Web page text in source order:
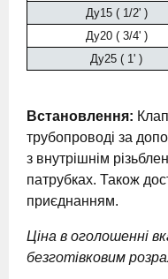
Ду15 ( 1/2' )
Ду20 ( 3/4' )
Ду25 ( 1' )
Встановлення:
трубопроводі за
з внутрішнім
патрубках. Також
приєднанням.
Ціна в оголошенні
безготівковим